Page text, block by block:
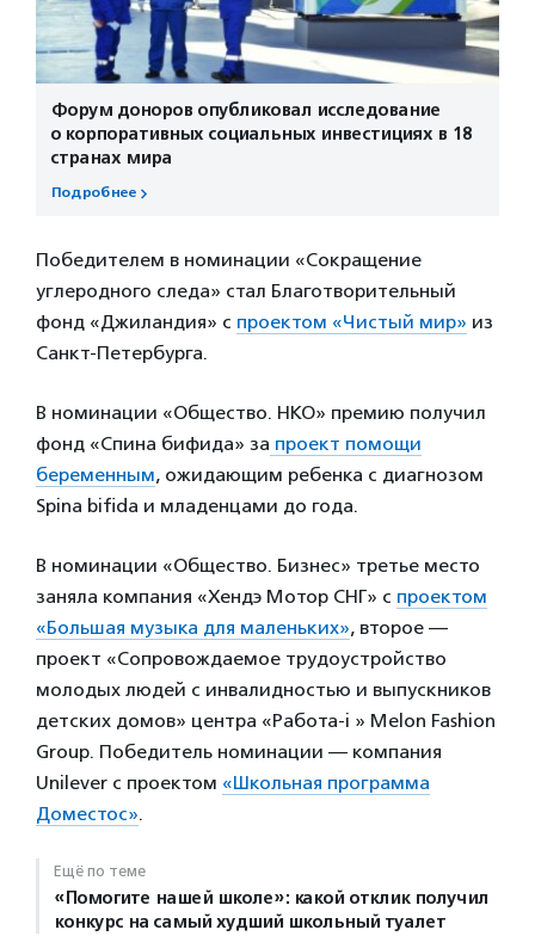
Форум доноров опубликовал исследование
о корпоративных социальных инвестициях в 18
странах мира
Подробнее
Победителем в номинации «Сокращение
углеродного следа» стал Благотворительный
фонд «Джиландия» с проектом «Чистый мир» из
Санкт-Петербурга.
В номинации «Общество. НКО» премию получил
фонд «Спина бифида» за проект помощи
беременным, ожидающим ребенка с диагнозом
Spina bifida и младенцами до года.
В номинации «Общество. Бизнес» третье место
заняла компания «Хендэ Мотор СНГ» с проектом
«Большая музыка для маленьких», второе —
проект «Сопровождаемое трудоустройство
молодых людей с инвалидностью и выпускников
детских домов» центра «Работа-i » Melon Fashion
Group. Победитель номинации — компания
Unilever с проектом «Школьная программа
Доместос».
Ещё по теме
«Помогите нашей школе»: какой отклик получил
конкурс на самый худший школьный туалет